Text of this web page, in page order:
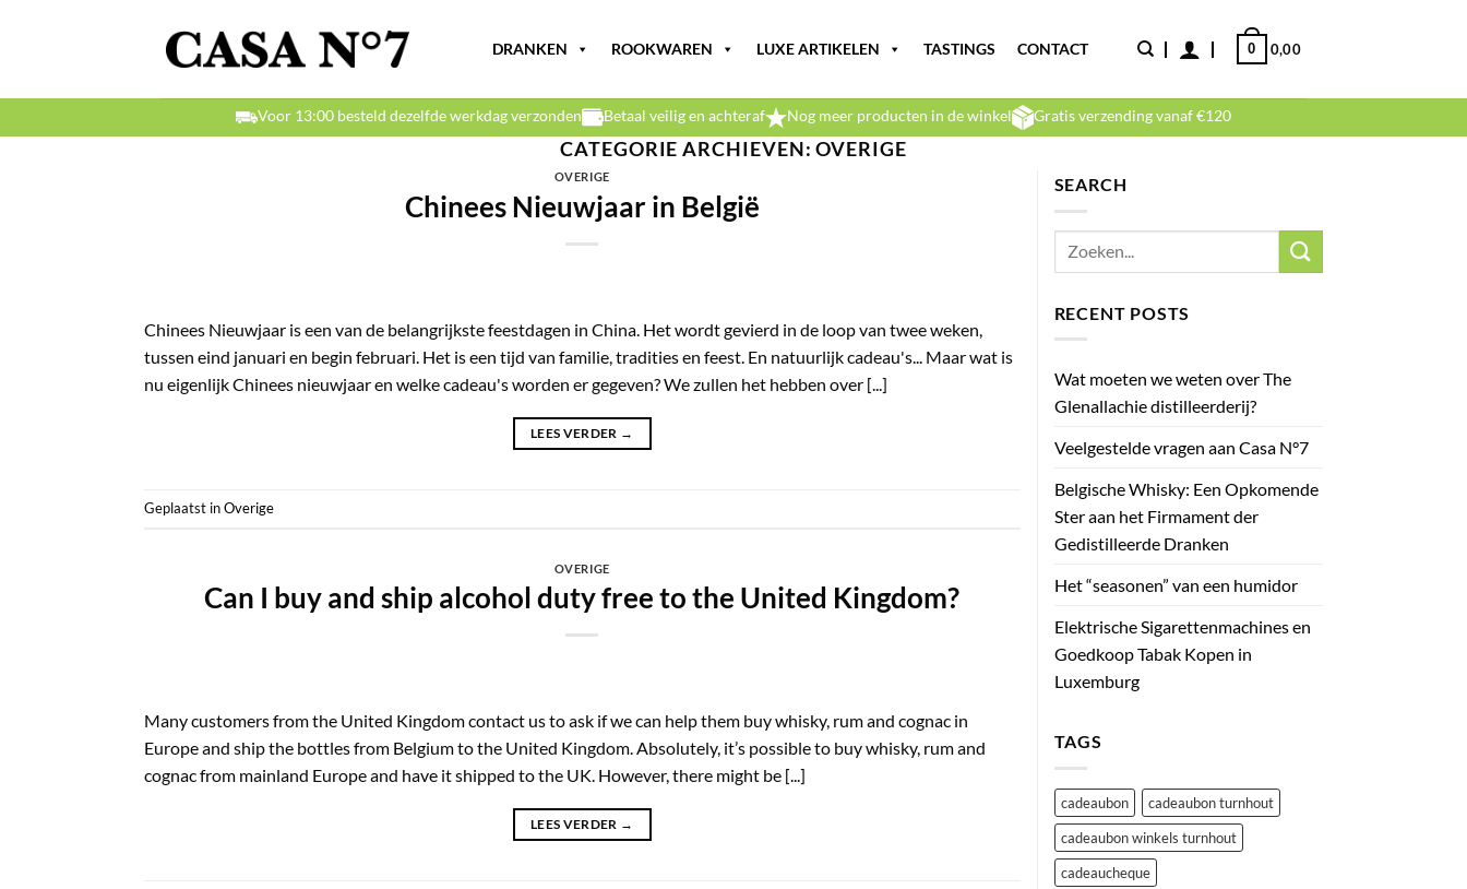
DRANKEN ROOKWAREN LUXE ARTIKELEN TASTINGS CONTACT 0,00
0
Voor 13:00 besteld dezelfde werkdag verzonden Betaal veilig en achteraf Nog meer producten in de winkel Gratis verzending vanaf €120
CATEGORIE ARCHIEVEN:OVERIGE
OVERIGE
Chinees Nieuwjaar in België
Chinees Nieuwjaar is een van de belangrijkste feestdagen in China. Het wordt gevierd in de loop van twee weken,
tussen eind januari en begin februari. Het is een tijd van familie, tradities en feest. En natuurlijk cadeau's... Maar wat is
nu eigenlijk Chinees nieuwjaar en welke cadeau's worden er gegeven? We zullen het hebben over [...]
LEES VERDER →
Geplaatst inOverige
OVERIGE
Can I buy and ship alcohol duty free to the United Kingdom?
Many customers from the United Kingdom contact us to ask if we can help them buy whisky, rum and cognac in
Europe and ship the bottles from Belgium to the United Kingdom. Absolutely, it’s possible to buy whisky, rum and
cognac from mainland Europe and have it shipped to the UK. However, there might be [...]
LEES VERDER →
SEARCH
RECENT POSTS
Wat moeten we weten over The
Glenallachie distilleerderij?
Veelgestelde vragen aan Casa N°7
Belgische Whisky: Een Opkomende
Ster aan het Firmament der
Gedistilleerde Dranken
Het “seasonen” van een humidor
Elektrische Sigarettenmachines en
Goedkoop Tabak Kopen in
Luxemburg
TAGS
cadeaubon
cadeaubon turnhout
cadeaubon winkels turnhout
cadeaucheque